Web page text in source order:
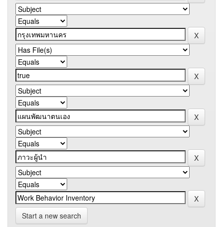
Start a new search